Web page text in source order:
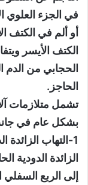
في الجزء العلوي
أو ألم في الكتف
الكتف الأيسر
الحجابي من
الحاجز.
تشمل متلازمات
بشكل عام في
1-التهاب الزائدة
الزائدة الدودية
إلى الربع السفلي